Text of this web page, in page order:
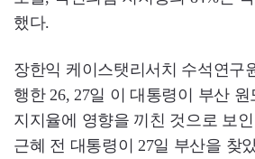
했다.
장한익 케이스탯리서치 수석연구
행한 26, 27일 이 대통령이 부산
지지율에 영향을 끼친 것으로 보
근혜 전 대통령이 27일 부산을 찾